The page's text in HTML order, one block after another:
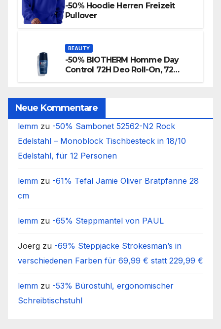
-50% Hoodie Herren Freizeit
Pullover
BEAUTY
-50% BIOTHERM Homme Day
Control 72H Deo Roll-On, 72
Neue Kommentare
lemm zu -50% Sambonet 52562-N2 Rock
Edelstahl – Monoblock Tischbesteck in 18/10
Edelstahl, für 12 Personen
lemm zu -61% Tefal Jamie Oliver Bratpfanne 28
cm
lemm zu -65% Steppmantel von PAUL
Joerg zu -69% Steppjacke Strokesman’s in
verschiedenen Farben für 69,99 € statt 229,99 €
lemm zu -53% Bürostuhl, ergonomischer
Schreibtischstuhl